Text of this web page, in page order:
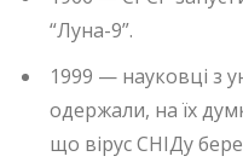
“Луна-9”.
1999 — науковці з
одержали, на їх
що вірус СНІДу